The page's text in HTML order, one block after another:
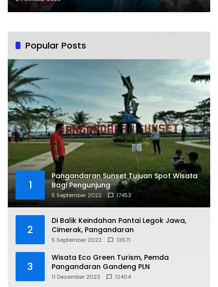
Popular Posts
1
Pangandaran Sunset Tujuan Spot Wisata
Bagi Pengunjung
5 September 2022 17453
2
Di Balik Keindahan Pantai Legok Jawa,
Cimerak, Pangandaran
5 September 2022 13671
3
Wisata Eco Green Turism, Pemda
Pangandaran Gandeng PLN
11 Desember 2023 12404